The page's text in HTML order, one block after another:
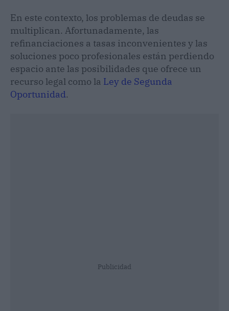
En este contexto, los problemas de deudas se
multiplican. Afortunadamente, las
refinanciaciones a tasas inconvenientes y las
soluciones poco profesionales están perdiendo
espacio ante las posibilidades que ofrece un
recurso legal como la Ley de Segunda
Oportunidad.
Publicidad